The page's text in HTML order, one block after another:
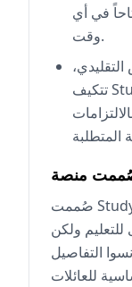
في أي
وقت.
تتكيف StudyBoosterAI مع أي جدول زمني،
صُممت StudyBoosterAI لتناسب الوالدين في
ولكن
التفاصيل
للعائلات